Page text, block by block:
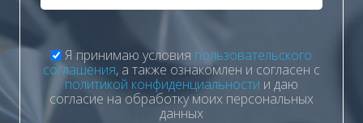
Я принимаю условия пользовательского
соглашения, а также ознакомлен и согласен с
политикой конфиденциальности и даю
согласие на обработку моих персональных
данных